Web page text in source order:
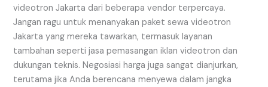
videotron Jakarta dari beberapa vendor terpercaya.
Jangan ragu untuk menanyakan paket sewa videotron
Jakarta yang mereka tawarkan, termasuk layanan
tambahan seperti jasa pemasangan iklan videotron dan
dukungan teknis. Negosiasi harga juga sangat dianjurkan,
terutama jika Anda berencana menyewa dalam jangka